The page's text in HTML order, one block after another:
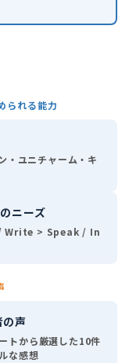
られる能力
・ユニチャーム・キ
ニーズ
> Speak / In
の声
トから厳選した10件
な感想